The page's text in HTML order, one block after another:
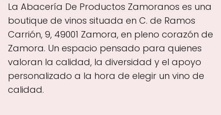
La Abacería De Productos Zamoranos es una
boutique de vinos situada en C. de Ramos
Carrión, 9, 49001 Zamora, en pleno corazón de
Zamora. Un espacio pensado para quienes
valoran la calidad, la diversidad y el apoyo
personalizado a la hora de elegir un vino de
calidad.